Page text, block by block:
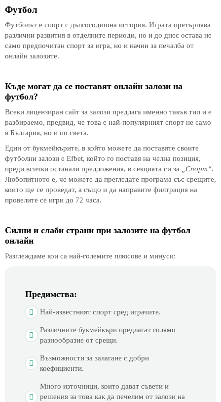
Футбол
Футболът е спорт с дългогодишна история. Играта претърпява
различни развития в отделните периоди, но и до днес остава не
само предпочитан спорт за игра, но и начин за печалба от
онлайн залозите.
Къде могат да се поставят онлайн залози на
футбол?
Всеки лицензиран сайт за залози предлага именно такъв тип и е
разбираемо, предвид, че това е най-популярният спорт не само
в България, но и по света.
Един от букмейкърите, в който можете да поставяте своите
футболни залози е Efbet, който го поставя на челна позиция,
преди всички останали предложения, в секцията си за
„Спорт“.
Любопитното е, че можете да прегледате програма със срещите,
които ще се проведат, а също и да направите филтрация на
провелите се игри до 72 часа.
Силни и слаби страни при залозите на футбол
онлайн
Разглеждаме кои са най-големите плюсове и минуси:
Предимства:
Най-известният спорт сред играчите.
Различните букмейкъри предлагат голямо
разнообразие от срещи.
Възможности за залагане с добри
коефициенти.
Много източници, които дават съвети и
решения за това как да печелим от залози на